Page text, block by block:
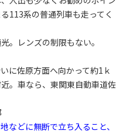
113系の普通列車も走ってく
。レンズの制限もない。
に佐原方面へ向かって約1ｋ
。車なら、東関東自動車道佐
などに無断で立ち入ること、